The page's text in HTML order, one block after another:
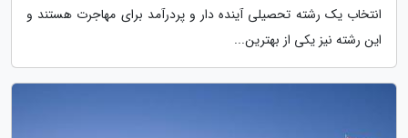
انتخاب یک رشته تحصیلی آینده دار و پردرآمد برای مهاجرت هستند و
این رشته نیز یکی از بهترین...